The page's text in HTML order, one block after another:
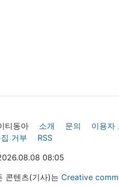
티동아 소개 문의 이용자
거부
RSS
08:05
콘텐츠(기사)는 Creative